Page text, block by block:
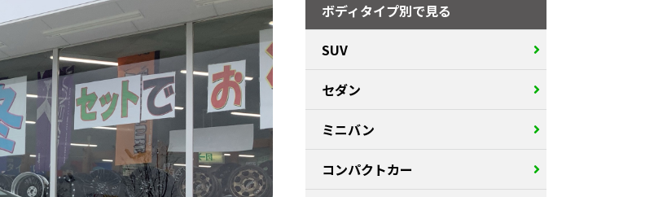
ボディタイプ別で見る
SUV
セダン
ミニバン
コンパクトカー